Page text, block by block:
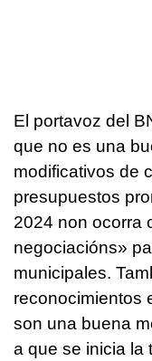
El portavoz del
que no es una
modificativos de
presupuestos
2024 non ocorra
negociacións»
municipales.
reconocimientos
son una buena
a que se inicia la